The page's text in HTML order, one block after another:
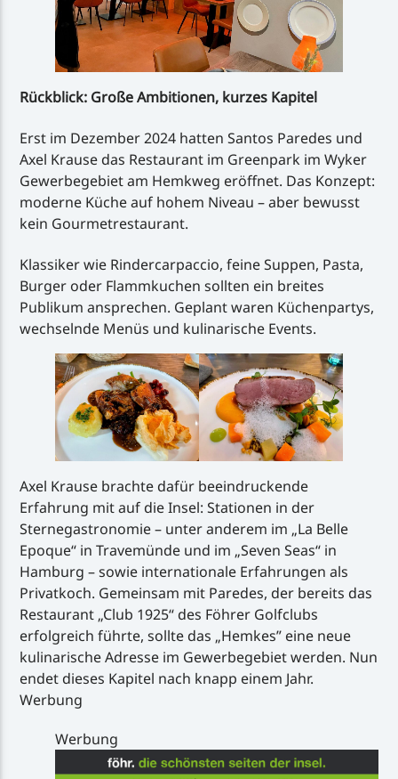
Rückblick: Große Ambitionen, kurzes Kapitel
Erst im Dezember 2024 hatten Santos Paredes und
Axel Krause das Restaurant im Greenpark im Wyker
Gewerbegebiet am Hemkweg eröffnet. Das Konzept:
moderne Küche auf hohem Niveau – aber bewusst
kein Gourmetrestaurant.
Klassiker wie Rindercarpaccio, feine Suppen, Pasta,
Burger oder Flammkuchen sollten ein breites
Publikum ansprechen. Geplant waren Küchenpartys,
wechselnde Menüs und kulinarische Events.
Axel Krause brachte dafür beeindruckende
Erfahrung mit auf die Insel: Stationen in der
Sternegastronomie – unter anderem im „La Belle
Epoque“ in Travemünde und im „Seven Seas“ in
Hamburg – sowie internationale Erfahrungen als
Privatkoch. Gemeinsam mit Paredes, der bereits das
Restaurant „Club 1925“ des Föhrer Golfclubs
erfolgreich führte, sollte das „Hemkes” eine neue
kulinarische Adresse im Gewerbegebiet werden. Nun
endet dieses Kapitel nach knapp einem Jahr.
Werbung
Werbung